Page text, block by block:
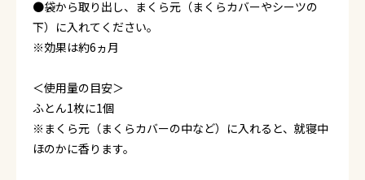
●袋から取り出し、まくら元（まくらカバーやシーツの
下）に入れてください。
※効果は約6ヵ月
＜使用量の目安＞
ふとん1枚に1個
※まくら元（まくらカバーの中など）に入れると、就寝中
ほのかに香ります。